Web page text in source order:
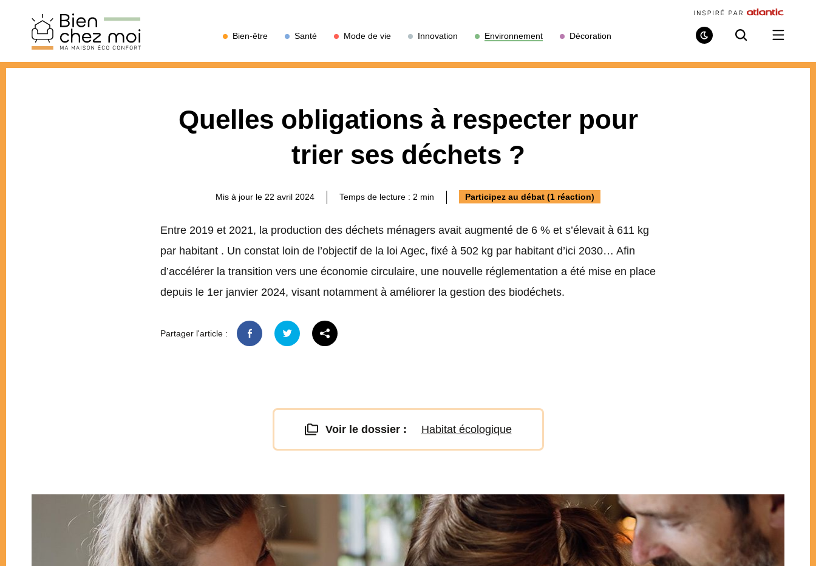
Bien-être Santé Mode de vie Innovation Environnement Décoration
Mode
RechercheOuvrir
le
Quelles obligations à respecter pour
trier ses déchets ?
Mis à jour le 22 avril 2024 Temps de lecture : 2 min Participez au débat (1 réaction)
Entre 2019 et 2021, la production des déchets ménagers avait augmenté de 6 % et s’élevait à 611 kg
par habitant . Un constat loin de l’objectif de la loi Agec, fixé à 502 kg par habitant d’ici 2030… Afin
d’accélérer la transition vers une économie circulaire, une nouvelle réglementation a été mise en place
depuis le 1er janvier 2024, visant notamment à améliorer la gestion des biodéchets.
Partager l'article :
Voir le dossier : Habitat écologique